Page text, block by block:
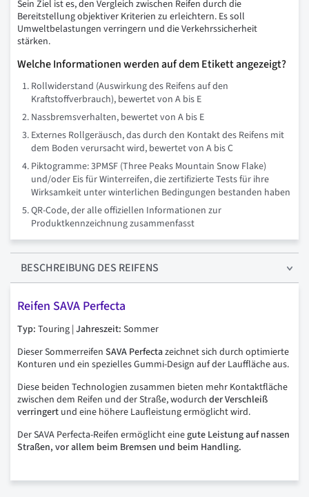
Sein Ziel ist es, den Vergleich zwischen Reifen durch die
Bereitstellung objektiver Kriterien zu erleichtern. Es soll
Umweltbelastungen verringern und die Verkehrssicherheit
stärken.
Welche Informationen werden auf dem Etikett angezeigt?
Rollwiderstand (Auswirkung des Reifens auf den
Kraftstoffverbrauch), bewertet von A bis E
Nassbremsverhalten, bewertet von A bis E
Externes Rollgeräusch, das durch den Kontakt des Reifens mit
dem Boden verursacht wird, bewertet von A bis C
Piktogramme: 3PMSF (Three Peaks Mountain Snow Flake)
und/oder Eis für Winterreifen, die zertifizierte Tests für ihre
Wirksamkeit unter winterlichen Bedingungen bestanden haben
QR-Code, der alle offiziellen Informationen zur
Produktkennzeichnung zusammenfasst
BESCHREIBUNG DES REIFENS
Reifen SAVA Perfecta
Typ: Touring | Jahreszeit: Sommer
Dieser Sommerreifen SAVA Perfectazeichnet sich durch optimierte
Konturen und ein spezielles Gummi-Design auf der Lauffläche aus.
Diese beiden Technologien zusammen bieten mehr Kontaktfläche
zwischen dem Reifen und der Straße, wodurch der Verschleiß
verringert und eine höhere Laufleistung ermöglicht wird.
Der SAVA Perfecta-Reifen ermöglicht einegute Leistung auf nassen
Straßen, vor allem beim Bremsen und beim Handling.